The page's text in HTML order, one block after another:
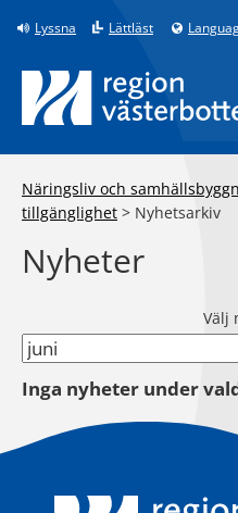
Till innehåll på sidan
Lyssna Lättläst
Näringsliv och
tillgänglighet > Nyhetsarkiv
Nyheter
Välj
Inga nyheter under